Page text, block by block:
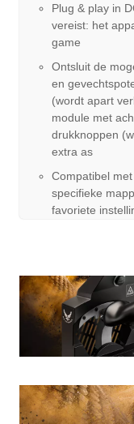
Plug & play in
vereist: het
game
Ontsluit de
en
(wordt apart
module met
drukknoppen
extra as
Compatibel
specifieke
favoriete